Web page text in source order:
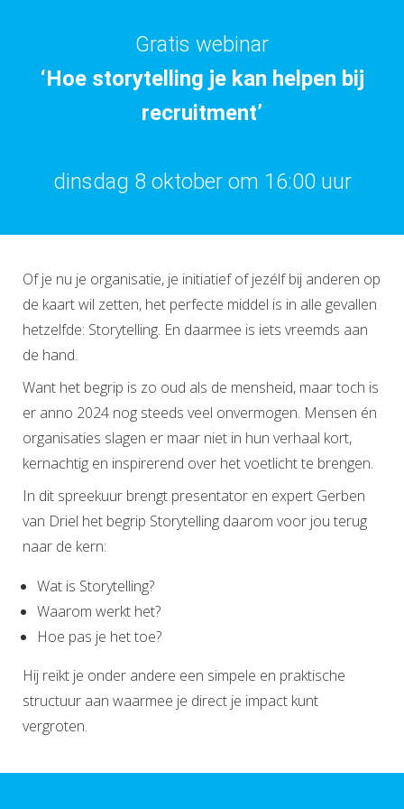
Gratis webinar
‘Hoe storytelling je kan helpen bij
recruitment’
dinsdag 8 oktober om 16:00 uur
Of je nu je organisatie, je initiatief of jezélf bij anderen op
de kaart wil zetten, het perfecte middel is in alle gevallen
hetzelfde: Storytelling. En daarmee is iets vreemds aan
de hand.
Want het begrip is zo oud als de mensheid, maar toch is
er anno 2024 nog steeds veel onvermogen. Mensen én
organisaties slagen er maar niet in hun verhaal kort,
kernachtig en inspirerend over het voetlicht te brengen.
In dit spreekuur brengt presentator en expert Gerben
van Driel het begrip Storytelling daarom voor jou terug
naar de kern:
Wat is Storytelling?
Waarom werkt het?
Hoe pas je het toe?
Hij reikt je onder andere een simpele en praktische
structuur aan waarmee je direct je impact kunt
vergroten.